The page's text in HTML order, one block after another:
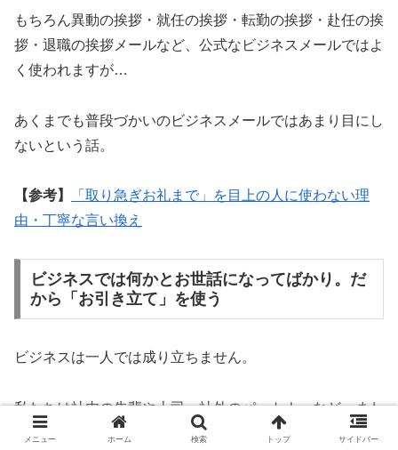
もちろん異動の挨拶・就任の挨拶・転勤の挨拶・赴任の挨
拶・退職の挨拶メールなど、公式なビジネスメールではよ
く使われますが…
あくまでも普段づかいのビジネスメールではあまり目にし
ないという話。
【参考】
「取り急ぎお礼まで」を目上の人に使わない理
由・丁寧な言い換え
ビジネスでは何かとお世話になってばかり。だ
から「お引き立て」を使う
ビジネスは一人では成り立ちません。
私たちは社内の先輩や上司、社外のパートナーなど、まわ
りの人々にいつも助けてもらいながら仕事をしているので
メニュー ホーム 検索 トップ サイドバー